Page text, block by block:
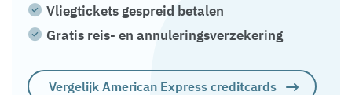
Vliegtickets gespreid betalen
Gratis reis- en annuleringsverzekering
Vergelijk American Express creditcards